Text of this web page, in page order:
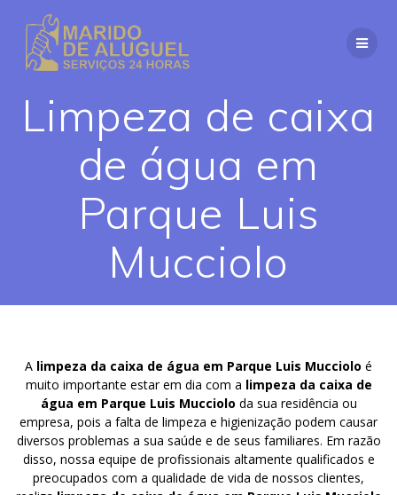
Limpeza de caixa
de água em
Parque Luis
Mucciolo
A limpeza da caixa de água em Parque Luis Mucciolo é
muito importante estar em dia com a limpeza da caixa de
água em Parque Luis Mucciolo da sua residência ou
empresa, pois a falta de limpeza e higienização podem causar
diversos problemas a sua saúde e de seus familiares. Em razão
disso, nossa equipe de profissionais altamente qualificados e
preocupados com a qualidade de vida de nossos clientes,